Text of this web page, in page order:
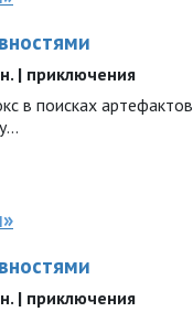
| приключения
в поисках артефактов
| приключения